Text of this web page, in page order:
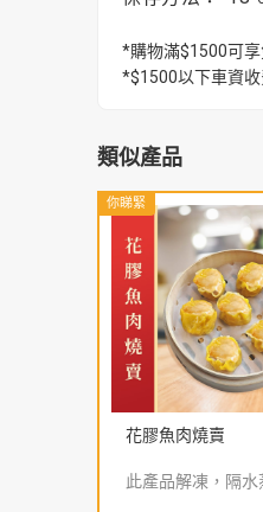
*購物滿$1500可
*$1500以下車資
類似產品
你睇緊
花膠魚肉燒賣